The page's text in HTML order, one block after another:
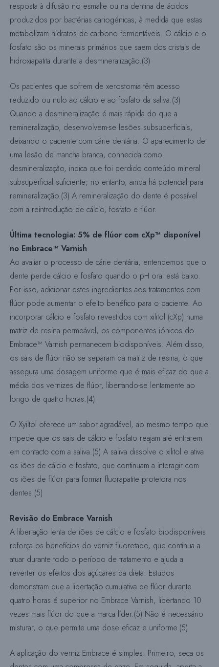
resposta à difusão no esmalte ou na dentina de ácidos
produzidos por bactérias cariogénicas, à medida que estas
metabolizam hidratos de carbono fermentáveis. O cálcio e o
fosfato são os minerais primários que saem dos cristais de
hidroxiapatita durante a desmineralização.(3)
Os pacientes que sofrem de xerostomia têm acesso
reduzido ou nulo ao cálcio e ao fosfato da saliva.(3)
Quando a desmineralização é mais rápida do que a
remineralização, desenvolvem-se lesões subsuperficiais,
deixando o paciente com cárie dentária. O aparecimento de
uma lesão de mancha branca, conhecida como
desmineralização, indica que foi perdido conteúdo mineral
subsuperficial suficiente; no entanto, ainda há potencial para
remineralização.(3) A remineralização do dente é possível
com a reintrodução de cálcio, fosfato e flúor.
Última tecnologia: 5% de flúor com cXp™ disponível
no Embrace™ Varnish
Ao avaliar o processo de cárie dentária, entendemos que o
dente perde cálcio e fosfato quando o pH oral está baixo.
Por isso, adicionar estes ingredientes aos tratamentos com
flúor pode aumentar o efeito benéfico para o paciente. Ao
incorporar cálcio e fosfato revestidos com xilitol (cXp) numa
matriz de resina permeável, os componentes iónicos do
Embrace™ Varnish permanecem biodisponíveis. Além disso,
os sais de flúor não se separam da matriz de resina, o que
assegura uma dosagem uniforme que é mais eficaz do que a
média dos vernizes de flúor, libertando-se lentamente ao
longo de quatro horas.(4)
O Xyiltol oferece um sabor agradável, ao mesmo tempo que
impede que os sais de cálcio e fosfato reajam até entrarem
em contacto com a saliva.(5) A saliva dissolve o xilitol e ativa
os iões de cálcio e fosfato, que continuam a interagir com
os iões de flúor para formar fluorapatite protetora nos
dentes.(5)
Revisão do Embrace Varnish
A libertação lenta de iões de cálcio e fosfato biodisponíveis
reforça os benefícios do verniz fluoretado, que continua a
atuar durante todo o período de tratamento e ajuda a
reverter os efeitos dos açúcares da dieta. Estudos
demonstram que a libertação cumulativa de flúor durante
quatro horas é superior no Embrace Varnish, libertando 10
vezes mais flúor do que a marca líder.(5) Não é necessário
misturar, o que permite uma dose eficaz e uniforme.(5)
A aplicação do verniz Embrace é simples. Primeiro, seca os